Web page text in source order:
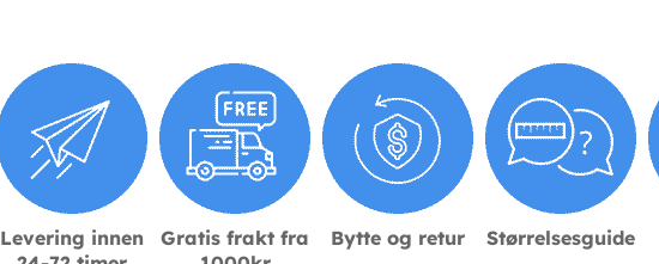
Levering innen
Gratis frakt fra
Bytte og retur Størrelsesguide